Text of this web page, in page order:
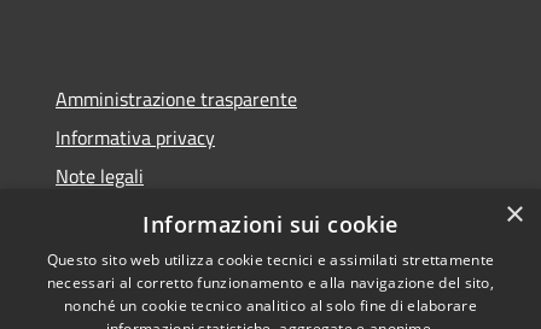
Amministrazione trasparente
Informativa privacy
Note legali
Dichiarazione di accessibilità
×
Informazioni sui cookie
Questo sito web utilizza cookie tecnici e assimilati strettamente
necessari al corretto funzionamento e alla navigazione del sito,
nonché un cookie tecnico analitico al solo fine di elaborare